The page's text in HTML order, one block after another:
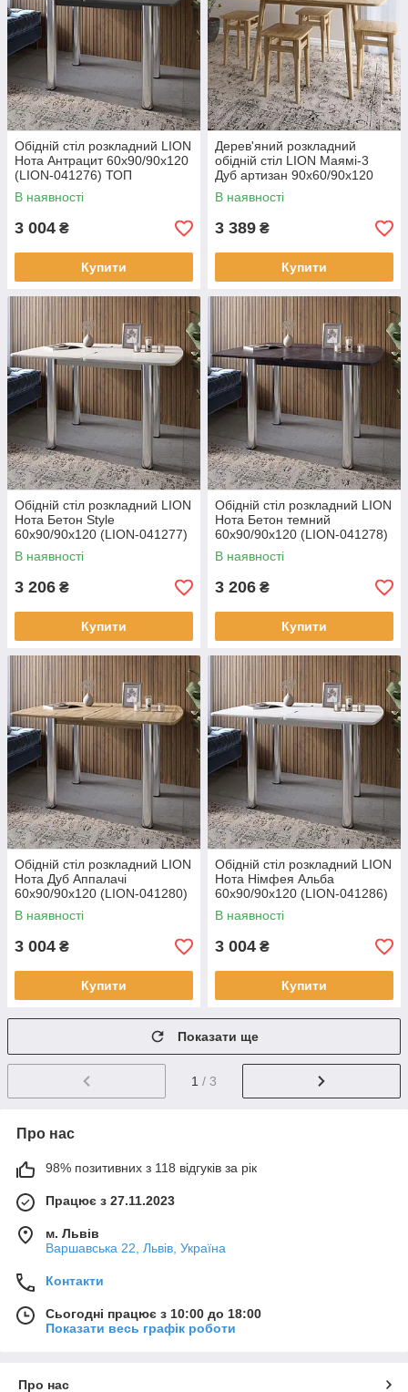
Обідній стіл розкладний LION
Нота Антрацит 60x90/90x120
(LION-041276) ТОП
В наявності
3 004 ₴
Купити
Дерев'яний розкладний
обідній стіл LION Маямі-3
Дуб артизан 90х60/90х120
(LION-041267) ТОП
В наявності
3 389 ₴
Купити
Обідній стіл розкладний LION
Нота Бетон Style
60x90/90x120 (LION-041277)
В наявності
3 206 ₴
Купити
Обідній стіл розкладний LION
Нота Бетон темний
60x90/90x120 (LION-041278)
В наявності
3 206 ₴
Купити
Обідній стіл розкладний LION
Нота Дуб Аппалачі
60x90/90x120 (LION-041280)
В наявності
3 004 ₴
Купити
Обідній стіл розкладний LION
Нота Німфея Альба
60x90/90x120 (LION-041286)
В наявності
3 004 ₴
Купити
Показати ще
1 / 3
Про нас
98% позитивних з 118 відгуків за рік
Працює з 27.11.2023
м. Львів
Варшавська 22, Львів, Україна
Контакти
Сьогодні працює з 10:00 до 18:00
Показати весь графік роботи
Про нас